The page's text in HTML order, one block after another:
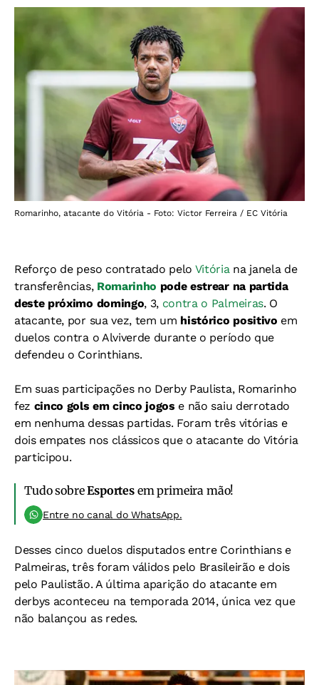
Romarinho, atacante do Vitória - Foto: Victor Ferreira / EC Vitória
Reforço de peso contratado pelo Vitóriana janela de
transferências, Romarinho pode estrear na partida
deste próximo domingo, 3, contra o Palmeiras. O
atacante, por sua vez, tem um histórico positivo em
duelos contra o Alviverde durante o período que
defendeu o Corinthians.
Em suas participações no Derby Paulista, Romarinho
fez cinco gols em cinco jogos e não saiu derrotado
em nenhuma dessas partidas. Foram três vitórias e
dois empates nos clássicos que o atacante do Vitória
participou.
Tudo sobreEsportesem primeira mão!
Entre no canal do WhatsApp.
Desses cinco duelos disputados entre Corinthians e
Palmeiras, três foram válidos pelo Brasileirão e dois
pelo Paulistão. A última aparição do atacante em
derbys aconteceu na temporada 2014, única vez que
não balançou as redes.